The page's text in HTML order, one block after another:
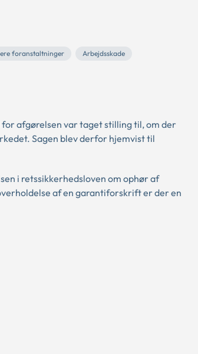
foranstaltninger
Arbejdsskade
afgørelsen var taget stilling til, om der
Sagen blev derfor hjemvist til
i retssikkerhedsloven om ophør af
af en garantiforskrift er der en